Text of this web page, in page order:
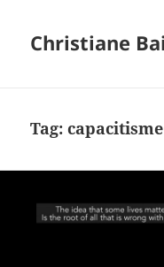
Christiane
Tag:capacitisme